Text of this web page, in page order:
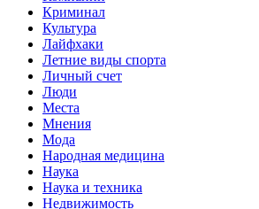
Криминал
Культура
Лайфхаки
Летние виды спорта
Личный счет
Люди
Места
Мнения
Мода
Народная медицина
Наука
Наука и техника
Недвижимость